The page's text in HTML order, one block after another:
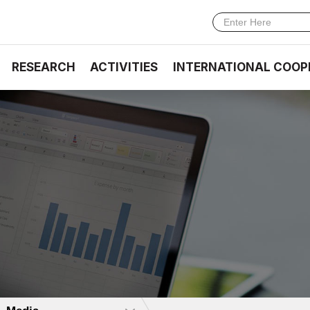
RESEARCH ACTIVITIES INTERNATIONAL